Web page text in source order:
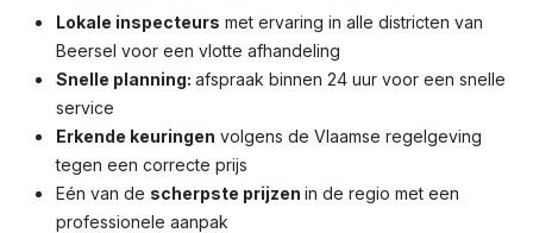
Lokale inspecteurs met ervaring in alle districten van
Beersel voor een vlotte afhandeling
Snelle planning: afspraak binnen 24 uur voor een snelle
service
Erkende keuringen volgens de Vlaamse regelgeving
tegen een correcte prijs
Eén van de scherpste prijzen in de regio met een
professionele aanpak